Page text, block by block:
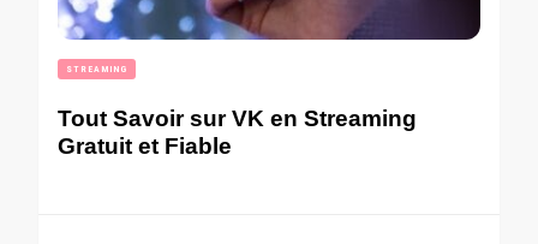
STREAMING
Tout Savoir sur VK en Streaming
Gratuit et Fiable